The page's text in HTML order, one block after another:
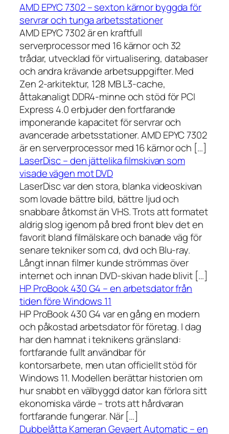
AMD EPYC 7302 – sexton kärnor byggda för
servrar och tunga arbetsstationer
AMD EPYC 7302 är en kraftfull
serverprocessor med 16 kärnor och 32
trådar, utvecklad för virtualisering, databaser
och andra krävande arbetsuppgifter. Med
Zen 2-arkitektur, 128 MB L3-cache,
åttakanaligt DDR4-minne och stöd för PCI
Express 4.0 erbjuder den fortfarande
imponerande kapacitet för servrar och
avancerade arbetsstationer. AMD EPYC 7302
är en serverprocessor med 16 kärnor och […]
LaserDisc – den jättelika filmskivan som
visade vägen mot DVD
LaserDisc var den stora, blanka videoskivan
som lovade bättre bild, bättre ljud och
snabbare åtkomst än VHS. Trots att formatet
aldrig slog igenom på bred front blev det en
favorit bland filmälskare och banade väg för
senare tekniker som cd, dvd och Blu-ray.
Långt innan filmer kunde strömmas över
internet och innan DVD-skivan hade blivit […]
HP ProBook 430 G4 – en arbetsdator från
tiden före Windows 11
HP ProBook 430 G4 var en gång en modern
och påkostad arbetsdator för företag. I dag
har den hamnat i teknikens gränsland:
fortfarande fullt användbar för
kontorsarbete, men utan officiellt stöd för
Windows 11. Modellen berättar historien om
hur snabbt en välbyggd dator kan förlora sitt
ekonomiska värde – trots att hårdvaran
fortfarande fungerar. När […]
Dubbelåtta Kameran Gevaert Automatic – en